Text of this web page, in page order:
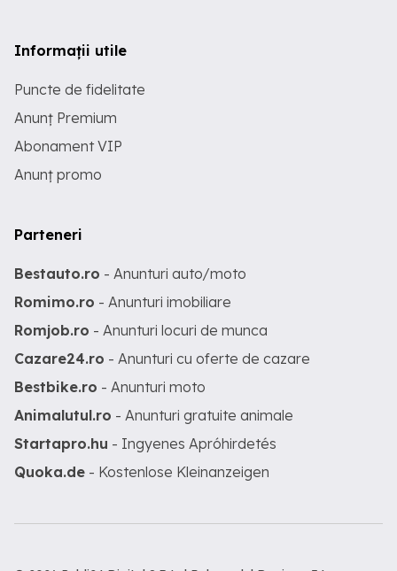
Informații utile
Puncte de fidelitate
Anunț Premium
Abonament VIP
Anunț promo
Parteneri
Bestauto.ro - Anunturi auto/moto
Romimo.ro - Anunturi imobiliare
Romjob.ro - Anunturi locuri de munca
Cazare24.ro - Anunturi cu oferte de cazare
Bestbike.ro - Anunturi moto
Animalutul.ro - Anunturi gratuite animale
Startapro.hu - Ingyenes Apróhirdetés
Quoka.de - Kostenlose Kleinanzeigen